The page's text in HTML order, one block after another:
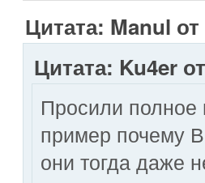
Цитата: Manul
Цитата: Ku4er
Просили
пример почему
они тогда даже